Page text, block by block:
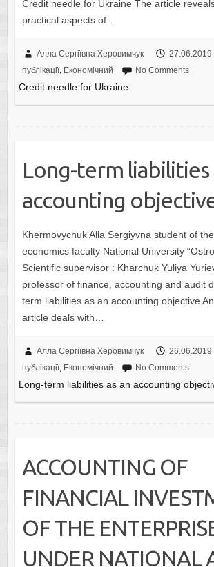
Credit needle for Ukraine The article
practical aspects of…
Алла Сергіївна Херовимчук 27.06.2019
публікації, Економічний No Comments
Credit needle for Ukraine
Long-term liabilities
accounting
Khermovychuk Alla Sergiyvna student of
economics faculty National University
Scientific supervisor : Kharchuk Yuliya
professor of finance, accounting and audit
term liabilities as an accounting objective
article deals with…
Алла Сергіївна Херовимчук 26.06.2019
публікації, Економічний No Comments
Long-term liabilities as an accounting
ACCOUNTING OF
FINANCIAL
OF THE
UNDER NATIONAL